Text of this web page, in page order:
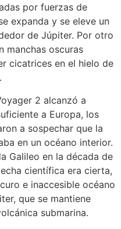
por fuerzas de
expanda y se eleve un
de Júpiter. Por otro
manchas oscuras
cicatrices en el hielo de
2 alcanzó a
a Europa, los
a sospechar que la
en un océano interior.
Galileo en la década de
científica era cierta,
e inaccesible océano
que se mantiene
submarina.